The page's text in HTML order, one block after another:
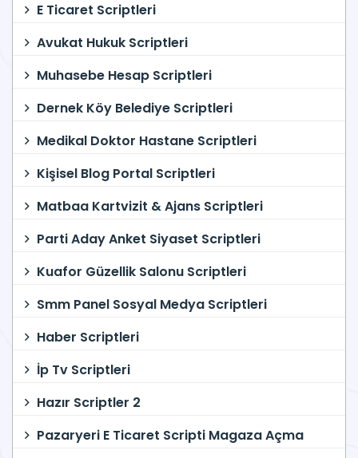
E Ticaret Scriptleri
Avukat Hukuk Scriptleri
Muhasebe Hesap Scriptleri
Dernek Köy Belediye Scriptleri
Medikal Doktor Hastane Scriptleri
Kişisel Blog Portal Scriptleri
Matbaa Kartvizit & Ajans Scriptleri
Parti Aday Anket Siyaset Scriptleri
Kuafor Güzellik Salonu Scriptleri
Smm Panel Sosyal Medya Scriptleri
Haber Scriptleri
İp Tv Scriptleri
Hazır Scriptler 2
Pazaryeri E Ticaret Scripti Magaza Açma